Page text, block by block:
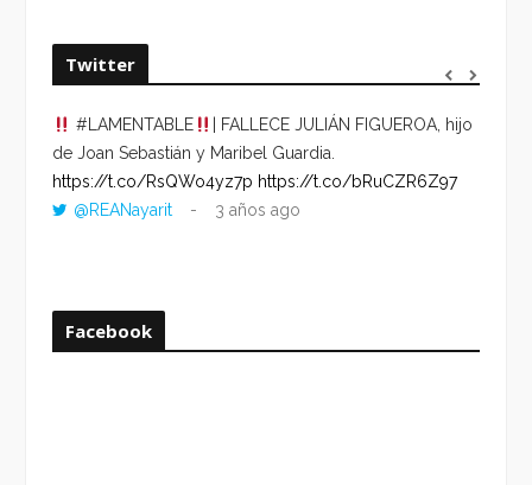
Twitter
#LAMENTABLE
| FALLECE JULIÁN FIGUEROA, hijo
de Joan Sebastián y Maribel Guardia.
https://t.co/RsQWo4yz7p https://t.co/bRuCZR6Z97
@REANayarit
3 años ago
Facebook